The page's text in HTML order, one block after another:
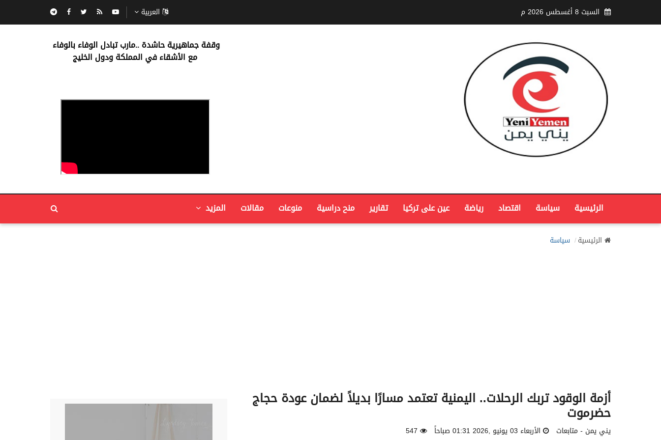
السبت 8 أغسطس 2026 م العربية
‏وقفة جماهيرية حاشدة ..مارب ‏تبادل الوفاء بالوفاء ‏
مع الأشقاء في المملكة ودول الخليج
الرئيسية سياسة اقتصاد رياضة عين على تركيا تقارير منح دراسية منوعات مقالات المزيد
الرئيسية سياسة
أزمة الوقود تربك الرحلات.. اليمنية تعتمد مسارًا بديلاً لضمان عودة حجاج
حضرموت
يني يمن - متابعات الأربعاء 03 يونيو ,2026 01:31 صباحاً 547